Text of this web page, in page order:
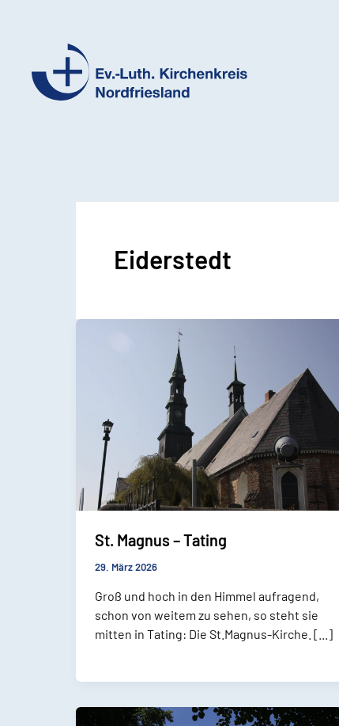
Ev.-
Eiderstedt
St. Magnus – Tating
29. März 2026
Groß und hoch in den Himmel aufragend,
schon von weitem zu sehen, so steht sie
mitten in Tating: Die St.Magnus-Kirche. [...]